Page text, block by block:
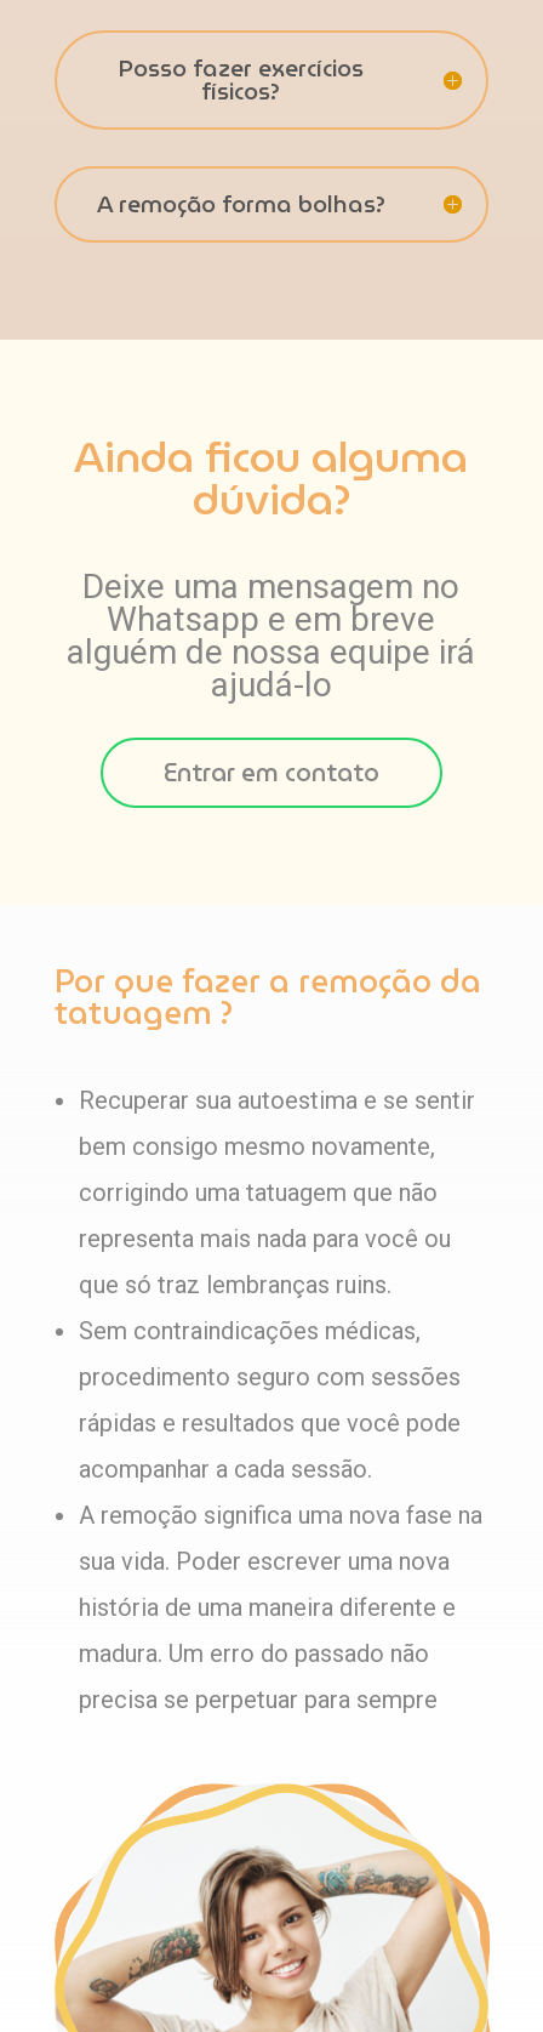
Posso fazer exercícios
físicos?
A remoção forma bolhas?
Ainda ficou alguma
dúvida?
Deixe uma mensagem no
Whatsapp e em breve
alguém de nossa equipe irá
ajudá-lo
Entrar em contato
Por que fazer a remoção da
tatuagem ?
Recuperar sua autoestima e se sentir
bem consigo mesmo novamente,
corrigindo uma tatuagem que não
representa mais nada para você ou
que só traz lembranças ruins.
Sem contraindicações médicas,
procedimento seguro com sessões
rápidas e resultados que você pode
acompanhar a cada sessão.
A remoção significa uma nova fase na
sua vida. Poder escrever uma nova
história de uma maneira diferente e
madura. Um erro do passado não
precisa se perpetuar para sempre